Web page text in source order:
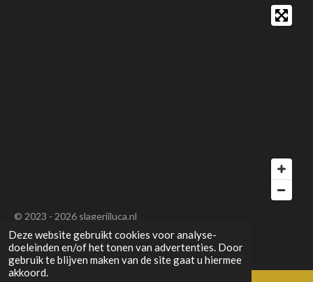
Deze website gebruikt cookies voor analyse-
doeleinden en/of het tonen van advertenties. Door
gebruik te blijven maken van de site gaat u hiermee
akkoord.
© 2023 - 2026 slagerijluca.nl
Powered byJouwWeb